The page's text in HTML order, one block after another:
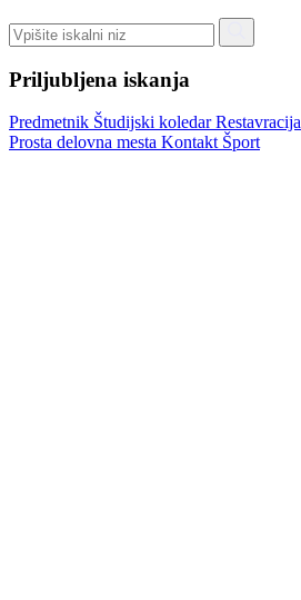
Priljubljena iskanja
Predmetnik Študijski koledarRestavracija
Prosta delovna mesta Kontakt Šport